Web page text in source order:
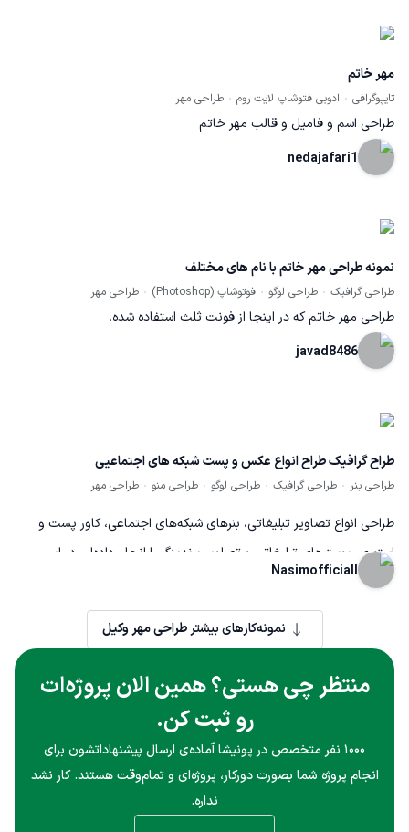
مهر خاتم
تایپوگرافی ادوبی فتوشاپ لایت روم طراحی مهر
طراحی اسم و فامیل و قالب مهر خاتم
nedajafari1
نمونه طراحی مهر خاتم با نام های مختلف
طراحی گرافیک طراحی لوگو فوتوشاپ (Photoshop) طراحی مهر
طراحی مهر خاتم که در اینجا از فونت ثلث استفاده شده.
javad8486
طراح گرافیک طراح انواع عکس و پست شبکه های اجتماعیی
طراحی بنر طراحی گرافیک طراحی لوگو طراحی منو طراحی مهر
طراحی انواع تصاویر تبلیغاتی، بنرهای شبکه‌های اجتماعی، کاور پست و
استوری، پوسترهای تبلیغاتی و تصاویر برندینگ را انجام داده‌ام. در این
پروژه با استفاده از اصول طراحی گرافیک، ترکیب رنگ حرفه‌ای، تایپوگرافی
مناسب و نرم‌افزارهای طراحی، محتوای بصری جذاب و باکیفیت تولید شد.
هدف افزایش جذب مخاطب، ارتقای هویت بصری برند و بهبود نرخ تعامل
کاربران بود. تمامی طرح‌ها با کیفیت بالا، متناسب با نیاز کارفرما و قابل
استفاده در پلتفرم‌های مختلف طراحی و تحویل شده‌اند
Nasimofficiall
نمونه‌کارهای بیشتر طراحی مهر وکیل
منتظر چی هستی؟ همین الان پروژه‌ات
رو ثبت کن.
۱۰۰۰ نفر متخصص در پونیشا آماده‌ی ارسال پیشنهاداتشون برای
انجام پروژه شما بصورت دورکار، پروژه‌ای و تمام‌وقت هستند. کار نشد
نداره.